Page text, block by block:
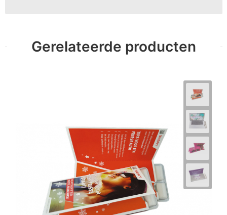
Gerelateerde producten